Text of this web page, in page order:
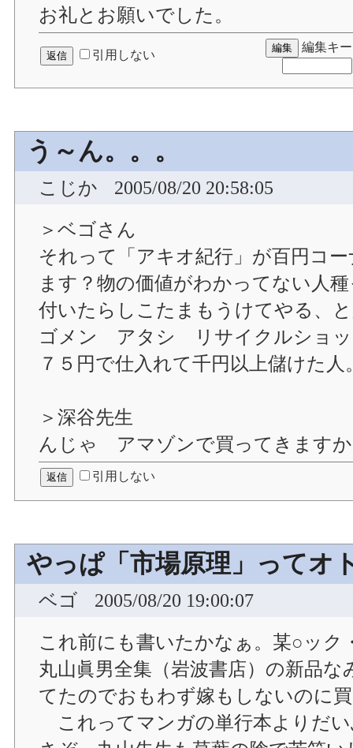
お礼とお願いでした。
引用しない
編集キー
う～ん。。。
こじか
2005/08/20 20:58:05
＞ベゴさん
それって「アキオ紀行」が百円コ
ます？物の価値がわかってない人
付いたらしこたまもうけてやる、
ゴメン アタシ リサイクルショッ
７５円で仕入れて千円以上儲けた人
＞深谷先生
んじゃ アマゾンで買ってきます
引用しない
やっぱ「市場原理」ってオ
ベゴ
2005/08/20 19:00:07
これ前にも書いたかなぁ。某○ック
丸山眞男全集（岩波書店）の新品
てたのでおもわず嫁もしないのに
これってマンガの単行本よりだ